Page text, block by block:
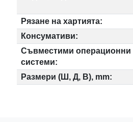
Рязане на хартията:
Консумативи:
Съвместими операционни
системи:
Размери (Ш, Д, В), mm: